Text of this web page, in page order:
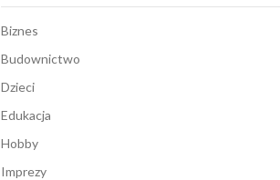
Biznes
Budownictwo
Dzieci
Edukacja
Hobby
Imprezy